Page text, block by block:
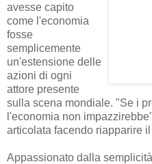
avesse capito
come l'economia
fosse
semplicemente
un'estensione delle
azioni di ogni
attore presente
sulla scena mondiale. "Se i
l'economia non
articolata facendo riapparire
Appassionato dalla